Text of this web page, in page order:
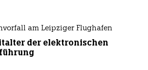
am Leipziger Flughafen
der elektronischen